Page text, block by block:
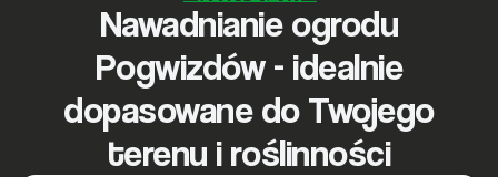
Nawadnianie ogrodu
Pogwizdów - idealnie
dopasowane do Twojego
terenu i roślinności